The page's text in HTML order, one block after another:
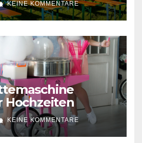
KEINE KOMMENTARE
Hochzeiten
KEINE KOMMENTARE